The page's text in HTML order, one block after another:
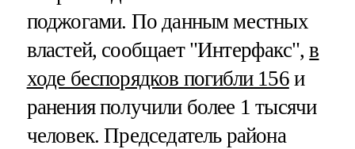
поджогами. По данным местных
властей, сообщает "Интерфакс",в
ходе беспорядков погибли 156и
ранения получили более 1 тысячи
человек. Председатель района